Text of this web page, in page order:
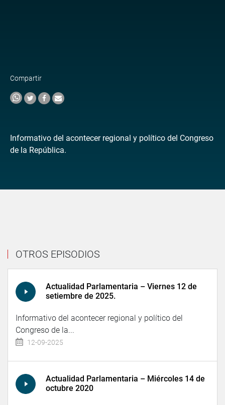
Compartir
Informativo del acontecer regional y político del Congreso
de la República.
OTROS EPISODIOS
Actualidad Parlamentaria – Viernes 12 de
setiembre de 2025.
Informativo del acontecer regional y político del
Congreso de la...
12-09-2025
Actualidad Parlamentaria – Miércoles 14 de
octubre 2020